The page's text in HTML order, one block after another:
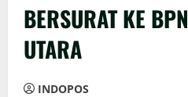
BERSURAT KE
UTARA
INDOPOS